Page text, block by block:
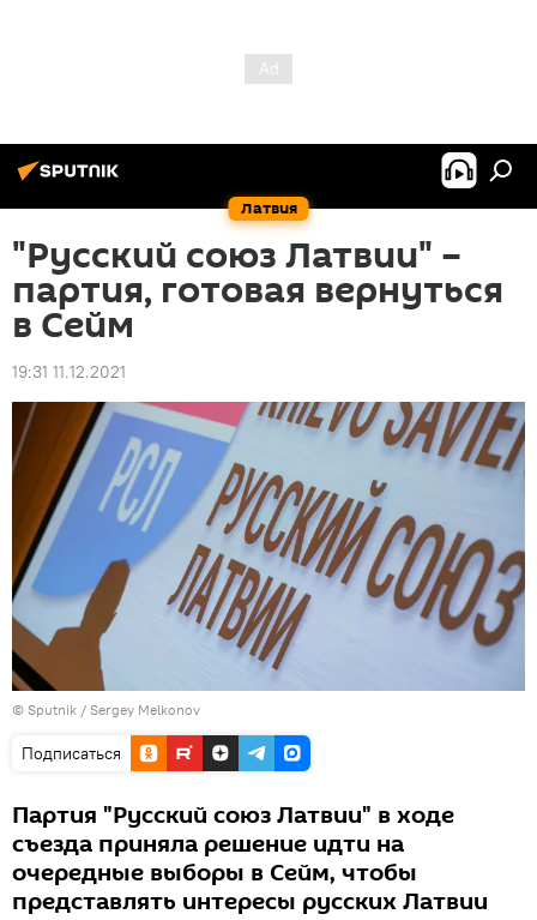
Латвия
"Русский союз Латвии" –
партия, готовая вернуться
в Сейм
19:31 11.12.2021
© Sputnik / Sergey Melkonov
Подписаться
Партия "Русский союз Латвии" в ходе
съезда приняла решение идти на
очередные выборы в Сейм, чтобы
представлять интересы русских Латвии